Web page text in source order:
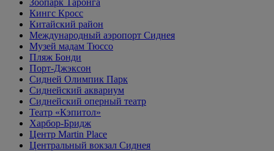
Кингс Кросс
Китайский район
Международный аэропорт Сиднея
Музей мадам Тюссо
Пляж Бонди
Порт-Джэксон
Сидней Олимпик Парк
Сиднейский аквариум
Сиднейский оперный театр
Театр «Кэпитол»
Харбор-Бридж
Центр Martin Place
Центральный вокзал Сиднея